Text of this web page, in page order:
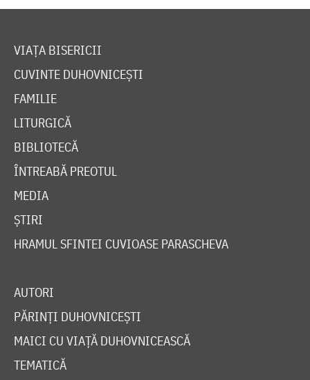
VIAȚA BISERICII
CUVINTE DUHOVNICEȘTI
FAMILIE
LITURGICĂ
BIBLIOTECĂ
ÎNTREABĂ PREOTUL
MEDIA
ȘTIRI
HRAMUL SFINTEI CUVIOASE PARASCHEVA
AUTORI
PĂRINȚI DUHOVNICEȘTI
MAICI CU VIAȚĂ DUHOVNICEASCĂ
TEMATICĂ